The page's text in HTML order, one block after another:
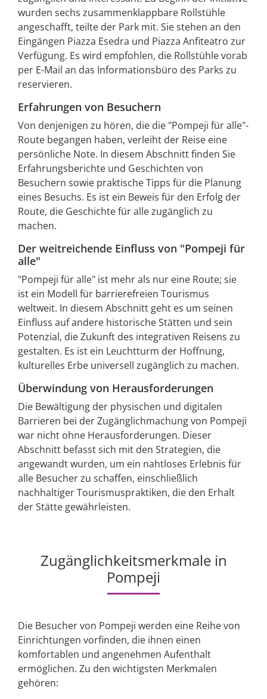
wurden sechs zusammenklappbare Rollstühle
angeschafft, teilte der Park mit. Sie stehen an den
Eingängen Piazza Esedra und Piazza Anfiteatro zur
Verfügung. Es wird empfohlen, die Rollstühle vorab
per E-Mail an das Informationsbüro des Parks zu
reservieren.
Erfahrungen von Besuchern
Von denjenigen zu hören, die die "Pompeji für alle"-
Route begangen haben, verleiht der Reise eine
persönliche Note. In diesem Abschnitt finden Sie
Erfahrungsberichte und Geschichten von
Besuchern sowie praktische Tipps für die Planung
eines Besuchs. Es ist ein Beweis für den Erfolg der
Route, die Geschichte für alle zugänglich zu
machen.
Der weitreichende Einfluss von "Pompeji für
alle"
"Pompeji für alle" ist mehr als nur eine Route; sie
ist ein Modell für barrierefreien Tourismus
weltweit. In diesem Abschnitt geht es um seinen
Einfluss auf andere historische Stätten und sein
Potenzial, die Zukunft des integrativen Reisens zu
gestalten. Es ist ein Leuchtturm der Hoffnung,
kulturelles Erbe universell zugänglich zu machen.
Überwindung von Herausforderungen
Die Bewältigung der physischen und digitalen
Barrieren bei der Zugänglichmachung von Pompeji
war nicht ohne Herausforderungen. Dieser
Abschnitt befasst sich mit den Strategien, die
angewandt wurden, um ein nahtloses Erlebnis für
alle Besucher zu schaffen, einschließlich
nachhaltiger Tourismuspraktiken, die den Erhalt
der Stätte gewährleisten.
Zugänglichkeitsmerkmale in
Pompeji
Die Besucher von Pompeji werden eine Reihe von
Einrichtungen vorfinden, die ihnen einen
komfortablen und angenehmen Aufenthalt
ermöglichen. Zu den wichtigsten Merkmalen
gehören: